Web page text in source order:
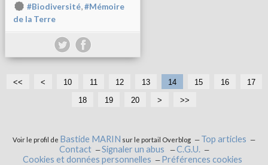
#Biodiversité,#Mémoire
de la Terre
<< < 10 11 12 13 14 15 16
17
18
19 20 > >>
Voir le profil de Bastide MARIN sur le portail Overblog
Top articles
Contact
Signaler un abus
C.G.U.
Cookies et données personnelles
Préférences cookies